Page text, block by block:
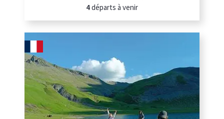
4départs à venir